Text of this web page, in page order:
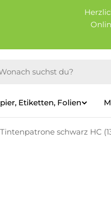
Etiketten, Folien
schwarz HC